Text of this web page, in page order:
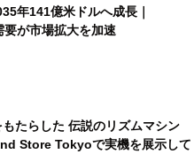
年141億米ドルへ成長｜
が市場拡大を加速
たらした 伝説のリズムマシン
Store Tokyoで実機を展示して